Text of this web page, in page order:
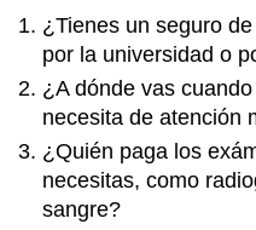
¿Tienes un seguro
por la universidad o
¿A dónde vas
necesita de atención
¿Quién paga los
necesitas, como
sangre?